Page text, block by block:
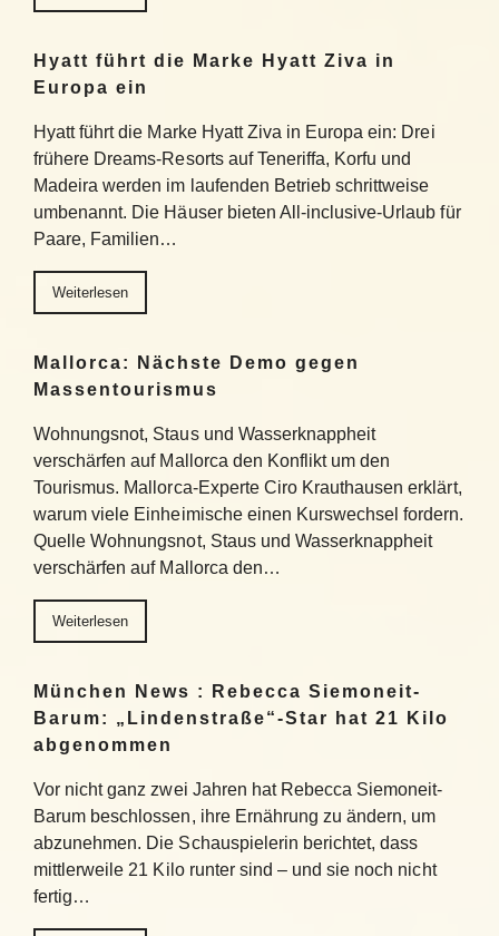
Hyatt führt die Marke Hyatt Ziva in
Europa ein
Hyatt führt die Marke Hyatt Ziva in Europa ein: Drei
frühere Dreams-Resorts auf Teneriffa, Korfu und
Madeira werden im laufenden Betrieb schrittweise
umbenannt. Die Häuser bieten All-inclusive-Urlaub für
Paare, Familien…
Weiterlesen
Mallorca: Nächste Demo gegen
Massentourismus
Wohnungsnot, Staus und Wasserknappheit
verschärfen auf Mallorca den Konflikt um den
Tourismus. Mallorca-Experte Ciro Krauthausen erklärt,
warum viele Einheimische einen Kurswechsel fordern.
Quelle Wohnungsnot, Staus und Wasserknappheit
verschärfen auf Mallorca den…
Weiterlesen
München News : Rebecca Siemoneit-
Barum: „Lindenstraße“-Star hat 21 Kilo
abgenommen
Vor nicht ganz zwei Jahren hat Rebecca Siemoneit-
Barum beschlossen, ihre Ernährung zu ändern, um
abzunehmen. Die Schauspielerin berichtet, dass
mittlerweile 21 Kilo runter sind – und sie noch nicht
fertig…